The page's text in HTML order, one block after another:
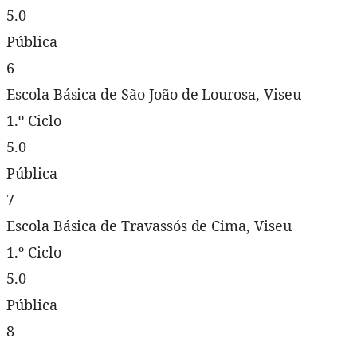
5.0
Pública
6
Escola Básica de São João de Lourosa, Viseu
1.º Ciclo
5.0
Pública
7
Escola Básica de Travassós de Cima, Viseu
1.º Ciclo
5.0
Pública
8